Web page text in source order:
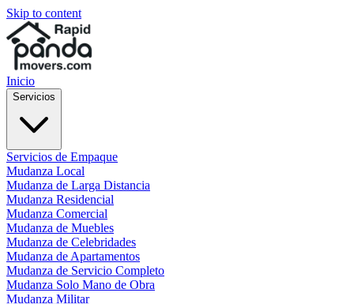
Skip to content
Inicio
Servicios
Servicios de Empaque
Mudanza Local
Mudanza de Larga Distancia
Mudanza Residencial
Mudanza Comercial
Mudanza de Muebles
Mudanza de Celebridades
Mudanza de Apartamentos
Mudanza de Servicio Completo
Mudanza Solo Mano de Obra
Mudanza Militar